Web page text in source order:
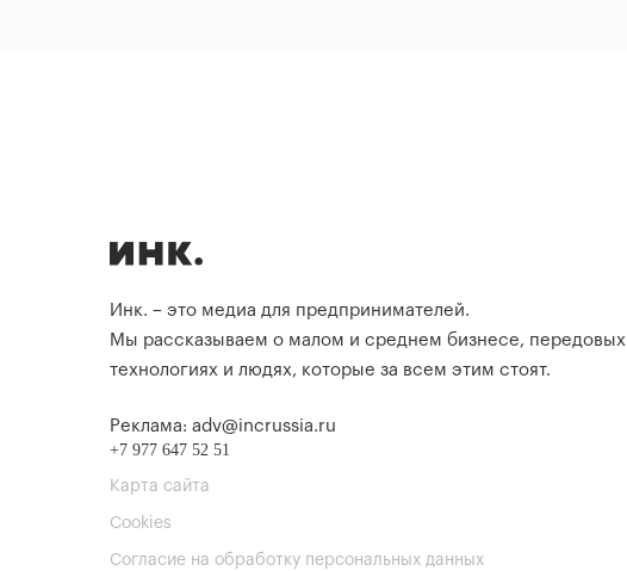
Инк. – это медиа для предпринимателей.
Мы рассказываем о малом и среднем бизнесе, передовых
технологиях и людях, которые за всем этим стоят.
Реклама: adv@incrussia.ru
+7 977 647 52 51
Карта сайта
Cookies
Согласие на обработку персональных данных